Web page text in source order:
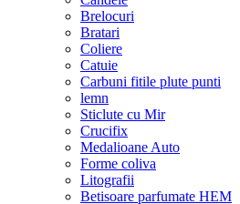
Brelocuri
Bratari
Coliere
Catuie
Carbuni fitile plute punti
lemn
Sticlute cu Mir
Crucifix
Medalioane Auto
Forme coliva
Litografii
Betisoare parfumate HEM